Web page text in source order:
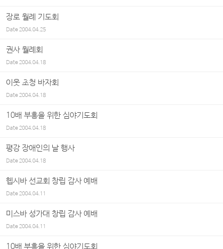
장로 월례 기도회
Date2004.04.25
권사 월례회
Date2004.04.18
이웃 초청 바자회
Date2004.04.18
10배 부흥을 위한 심야기도회
Date2004.04.18
평강 장애인의 날 행사
Date2004.04.18
헵시바 선교회 창립 감사 예배
Date2004.04.11
미스바 성가대 창립 감사 예배
Date2004.04.11
10배 부흥을 위한 심야기도회